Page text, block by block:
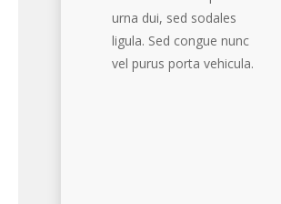
urna dui, sed sodales
ligula. Sed congue nunc
vel purus porta vehicula.